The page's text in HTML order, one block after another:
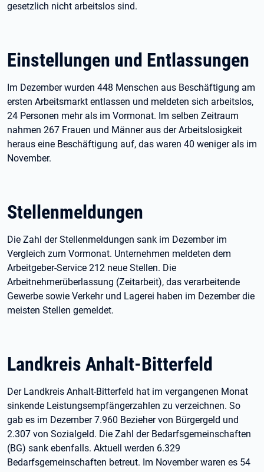
gesetzlich nicht arbeitslos sind.
Einstellungen und Entlassungen
Im Dezember wurden 448 Menschen aus Beschäftigung am
ersten Arbeitsmarkt entlassen und meldeten sich arbeitslos,
24 Personen mehr als im Vormonat. Im selben Zeitraum
nahmen 267 Frauen und Männer aus der Arbeitslosigkeit
heraus eine Beschäftigung auf, das waren 40 weniger als im
November.
Stellenmeldungen
Die Zahl der Stellenmeldungen sank im Dezember im
Vergleich zum Vormonat. Unternehmen meldeten dem
Arbeitgeber-Service 212 neue Stellen. Die
Arbeitnehmerüberlassung (Zeitarbeit), das verarbeitende
Gewerbe sowie Verkehr und Lagerei haben im Dezember die
meisten Stellen gemeldet.
Landkreis Anhalt-Bitterfeld
Der Landkreis Anhalt-Bitterfeld hat im vergangenen Monat
sinkende Leistungsempfängerzahlen zu verzeichnen. So
gab es im Dezember 7.960 Bezieher von Bürgergeld und
2.307 von Sozialgeld. Die Zahl der Bedarfsgemeinschaften
(BG) sank ebenfalls. Aktuell werden 6.329
Bedarfsgemeinschaften betreut. Im November waren es 54